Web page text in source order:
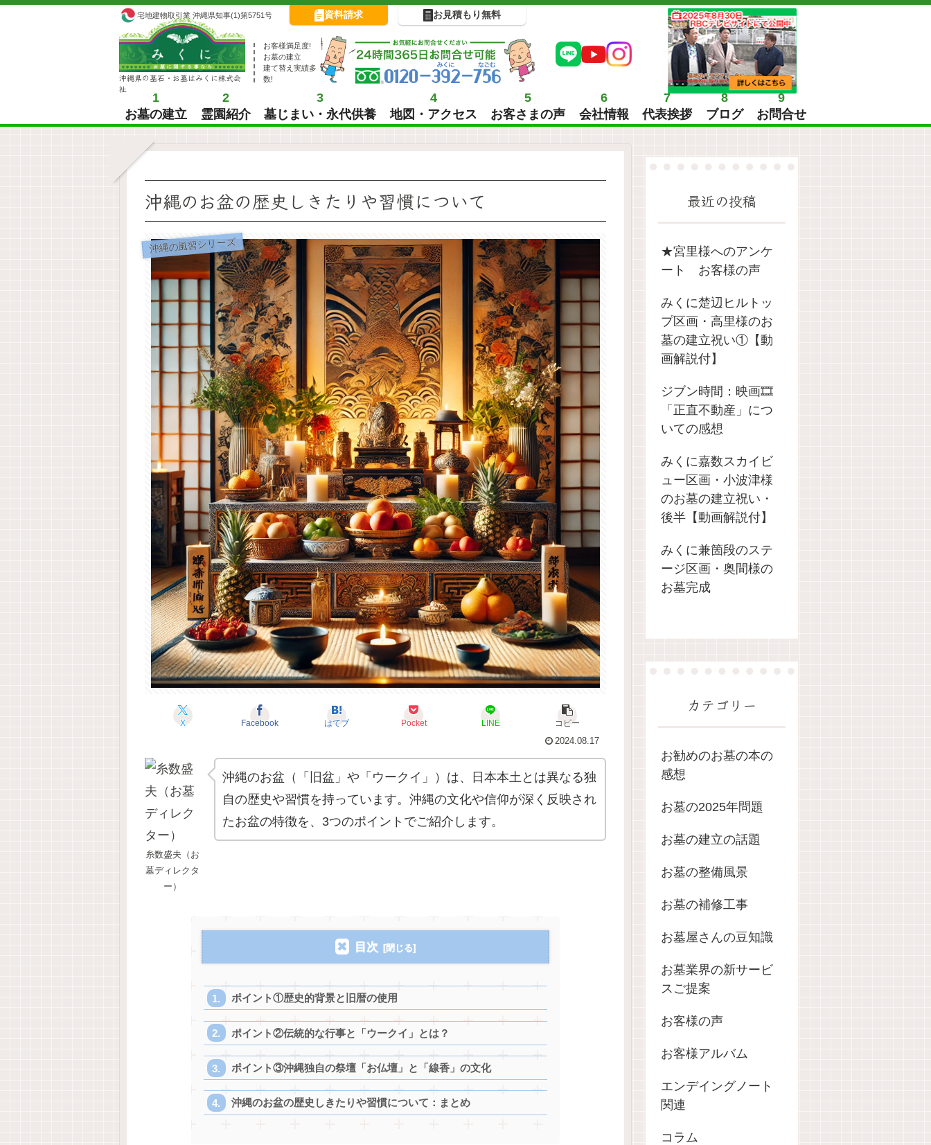
宅地建物取引業 沖縄県知事(1)第5751号 資料請求 お見積もり無料
沖縄県の墓石・お墓はみくに株式会
社
お客様満足度!
お墓の建立
建て替え実績多
数!
1
お墓の建立
2
霊園紹介
3
墓じまい・永代供養
4
地図・アクセス
5
お客さまの声
6
会社情報
7
代表挨拶
8
ブログ
9
お問合せ
沖縄のお盆の歴史しきたりや習慣について
沖縄の風習シリーズ
X Facebook はてブ Pocket LINE
コピー
2024.08.17
糸数盛夫（お
墓ディレクタ
ー）
沖縄のお盆（「旧盆」や「ウークイ」）は、日本本土とは異なる独
自の歴史や習慣を持っています。沖縄の文化や信仰が深く反映され
たお盆の特徴を、3つのポイントでご紹介します。
目次
ポイント①歴史的背景と旧暦の使用
ポイント②伝統的な行事と「ウークイ」とは？
ポイント③沖縄独自の祭壇「お仏壇」と「線香」の文化
沖縄のお盆の歴史しきたりや習慣について：まとめ
最近の投稿
★宮里様へのアンケ
ート お客様の声
みくに楚辺ヒルトッ
プ区画・高里様のお
墓の建立祝い①【動
画解説付】
ジブン時間：映画🎞️
「正直不動産」につ
いての感想
みくに嘉数スカイビ
ュー区画・小波津様
のお墓の建立祝い・
後半【動画解説付】
みくに兼箇段のステ
ージ区画・奥間様の
お墓完成
カテゴリー
お勧めのお墓の本の
感想
お墓の2025年問題
お墓の建立の話題
お墓の整備風景
お墓の補修工事
お墓屋さんの豆知識
お墓業界の新サービ
スご提案
お客様の声
お客様アルバム
エンデイングノート
関連
コラム